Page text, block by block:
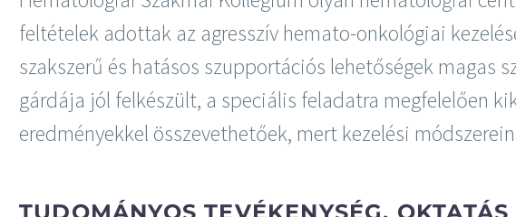
feltételek adottak az agresszív hemato-onkológiai
szakszerű és hatásos szupportációs lehetőségek magas
gárdája jól felkészült, a speciális feladatra megfelelően
eredményekkel összevethetőek, mert kezelési